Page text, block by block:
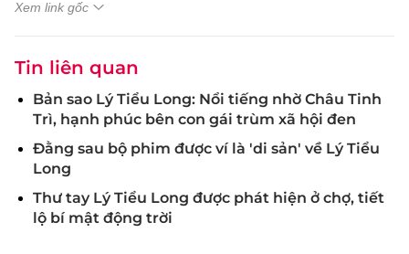
Xem link gốc
Tin liên quan
Bản sao Lý Tiểu Long: Nổi tiếng nhờ Châu Tinh
Trì, hạnh phúc bên con gái trùm xã hội đen
Đằng sau bộ phim được ví là 'di sản' về Lý Tiểu
Long
Thư tay Lý Tiểu Long được phát hiện ở chợ, tiết
lộ bí mật động trời